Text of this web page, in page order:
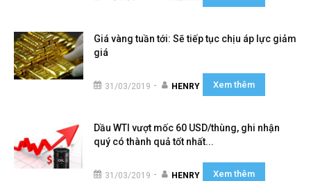
Giá vàng tuần tới: Sẽ tiếp tục chịu áp lực giảm
giá
31/03/2019 - HENRY Xem thêm
Dầu WTI vượt mốc 60 USD/thùng, ghi nhận
quý có thành quả tốt nhất...
31/03/2019 - HENRY Xem thêm